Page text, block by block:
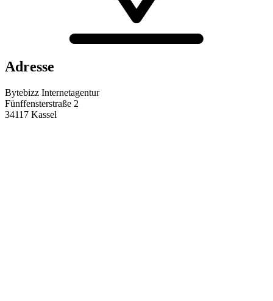
Adresse
Bytebizz Internetagentur
Fünffensterstraße 2
34117 Kassel